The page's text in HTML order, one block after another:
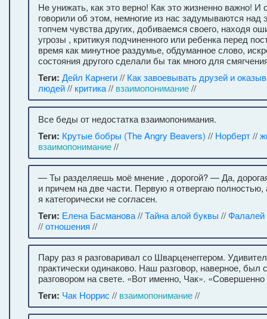
He унижать, как это верно! Как это жизненно важно! И
говорили об этом, немногие из нас задумываются
топчем чувства других, добиваемся своего, находя
угрозы , критикуя подчиненного или ребенка перед
время как минутное раздумье, обдуманное слово,
состояния другого сделали бы так много для
Теги: Дейл Карнеги// Как завоевывать друзей и
людей// критика// взаимопонимание//
Все беды от недостатка взаимопонимания.
Теги: Крутые бобры (The Angry Beavers) // Норберт//
взаимопонимание//
— Ты разделяешь моё мнение , дорогой? — Да,
и причем на две части. Первую я отвергаю полностью,
я категорически не согласен.
Теги: Елена Басманова//Тайна алой буквы //Фалалей
//отношения //
Пару раз я разговаривал со Шварценеггером.
практически одинаково. Наш разговор, наверное,
разговором на свете. «Вот именно, Чак».
Теги: Чак Норрис // взаимопонимание//